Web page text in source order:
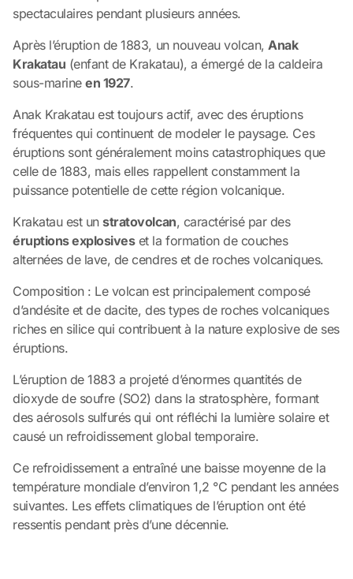
spectaculaires pendant plusieurs années.
Après l’éruption de 1883, un nouveau volcan, Anak
Krakatau (enfant de Krakatau), a émergé de la caldeira
sous-marineen 1927.
Anak Krakatau est toujours actif, avec des éruptions
fréquentes qui continuent de modeler le paysage. Ces
éruptions sont généralement moins catastrophiques que
celle de 1883, mais elles rappellent constamment la
puissance potentielle de cette région volcanique.
Krakatau est unstratovolcan, caractérisé par des
éruptions explosiveset la formation de couches
alternées de lave, de cendres et de roches volcaniques.
Composition : Le volcan est principalement composé
d’andésite et de dacite, des types de roches volcaniques
riches en silice qui contribuent à la nature explosive de ses
éruptions.
L’éruption de 1883 a projeté d’énormes quantités de
dioxyde de soufre (SO2) dans la stratosphère, formant
des aérosols sulfurés qui ont réfléchi la lumière solaire et
causé un refroidissement global temporaire.
Ce refroidissement a entraîné une baisse moyenne de la
température mondiale d’environ 1,2 °C pendant les années
suivantes. Les effets climatiques de l’éruption ont été
ressentis pendant près d’une décennie.